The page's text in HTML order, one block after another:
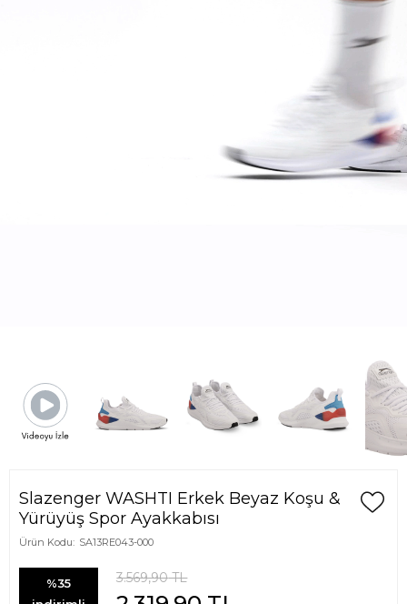
Slazenger WASHTI Erkek Beyaz Koşu &
Yürüyüş Spor Ayakkabısı
Ürün Kodu: SA13RE043-000
%35
3.569,90TL